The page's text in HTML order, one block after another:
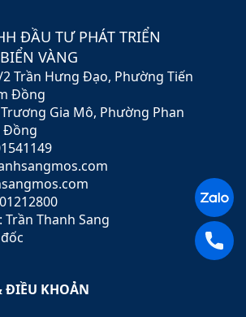
chỉ cung
đa dạng
các dịch
nghiệp,
ưu hóa
rủi
ĐẦU TƯ PHÁT TRIỂN
VÀNG
Trần Hưng Đạo, Phường Tiến
Đồng
Gia Mô, Phường Phan
Đồng
Thanh Sang
ĐIỀU KHOẢN